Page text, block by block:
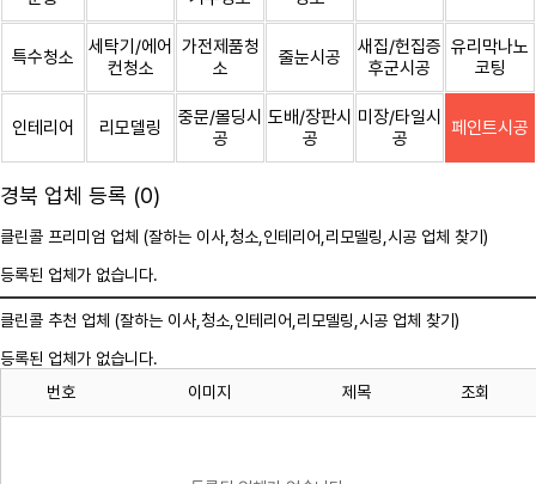
특수청소
세탁기/에어
컨청소
가전제품청
소
줄눈시공
새집/헌집증
후군시공
유리막나노
코팅
인테리어 리모델링
중문/몰딩시
공
도배/장판시
공
미장/타일시
공
페인트시공
경북 업체 등록 (0)
클린콜 프리미엄 업체 (잘하는 이사, 청소 ,인테리어,리모델링,시공 업체 찾기)
등록된 업체가 없습니다.
클린콜 추천 업체 (잘하는 이사, 청소 ,인테리어,리모델링,시공 업체 찾기)
등록된 업체가 없습니다.
번호
이미지 제목 조회